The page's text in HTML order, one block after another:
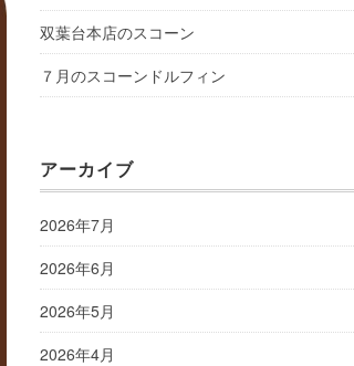
双葉台本店のスコーン
７月のスコーンドルフィン
アーカイブ
2026年7月
2026年6月
2026年5月
2026年4月